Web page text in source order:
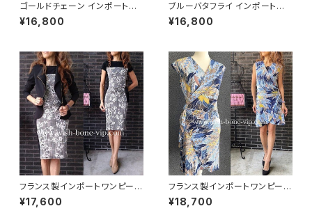
ゴールドチェーン インポートワ
ンピース｜ストレッチジャージ
七分袖ワンピース｜ブラック
¥16,800
ブルーバタフライ インポートワ
ンピース｜ストレッチジャージミ
モレ・ミディ丈ワンピース｜ブル
¥16,800
フランス製インポートワンピース
｜LONKEL PARIS｜タイトワン
ピース｜ジャージワンピース/白
¥17,600
フランス製インポートワンピース
｜FIFILLES de PARIS フィフィ
ーユ・パリ｜プリントワンピース
¥18,700